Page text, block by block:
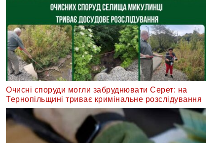
Очисні споруди могли забруднювати Серет: на
Тернопільщині триває кримінальне розслідування